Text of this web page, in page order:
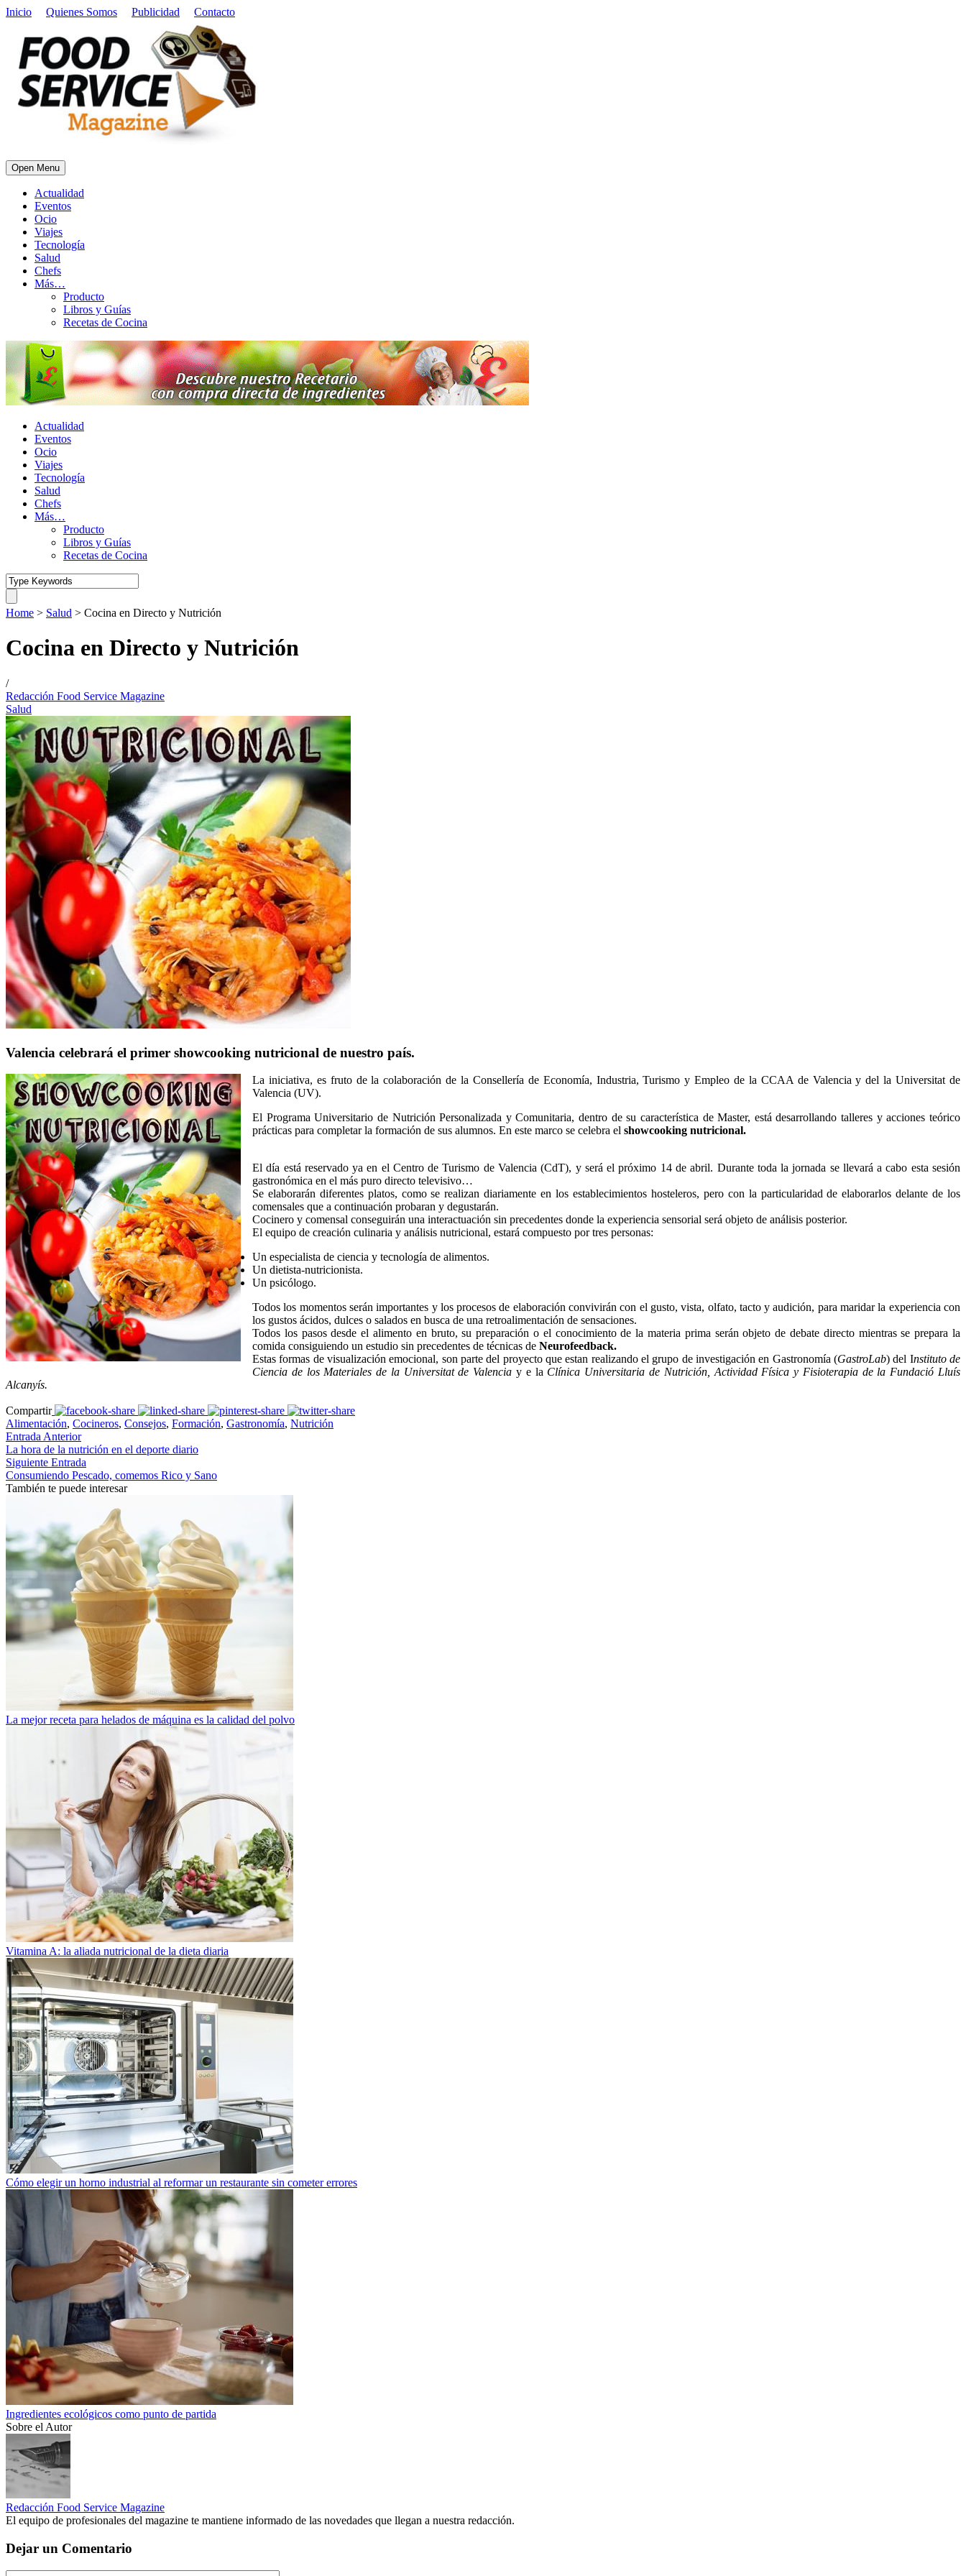
Inicio Quienes Somos Publicidad Contacto
Open Menu
Actualidad
Eventos
Ocio
Viajes
Tecnología
Salud
Chefs
Más…
Producto
Libros y Guías
Recetas de Cocina
Actualidad
Eventos
Ocio
Viajes
Tecnología
Salud
Chefs
Más…
Producto
Libros y Guías
Recetas de Cocina
Home > Salud > Cocina en Directo y Nutrición
Cocina en Directo y Nutrición
/
Redacción Food Service Magazine
Salud
Valencia celebrará el primer showcooking nutricional de nuestro país.
La iniciativa, es fruto de la colaboración de la Consellería de Economía, Industria, Turismo y Empleo de la CCAA de Valencia y del la Universitat de
Valencia (UV).
El Programa Universitario de Nutrición Personalizada y Comunitaria, dentro de su característica de Master, está desarrollando talleres y acciones teórico
prácticas para completar la formación de sus alumnos. En este marco se celebra el showcooking nutricional.
El día está reservado ya en el Centro de Turismo de Valencia (CdT), y será el próximo 14 de abril. Durante toda la jornada se llevará a cabo esta sesión
gastronómica en el más puro directo televisivo…
Se elaborarán diferentes platos, como se realizan diariamente en los establecimientos hosteleros, pero con la particularidad de elaborarlos delante de los
comensales que a continuación probaran y degustarán.
Cocinero y comensal conseguirán una interactuación sin precedentes donde la experiencia sensorial será objeto de análisis posterior.
El equipo de creación culinaria y análisis nutricional, estará compuesto por tres personas:
Un especialista de ciencia y tecnología de alimentos.
Un dietista-nutricionista.
Un psicólogo.
Todos los momentos serán importantes y los procesos de elaboración convivirán con el gusto, vista, olfato, tacto y audición, para maridar la experiencia con
los gustos ácidos, dulces o salados en busca de una retroalimentación de sensaciones.
Todos los pasos desde el alimento en bruto, su preparación o el conocimiento de la materia prima serán objeto de debate directo mientras se prepara la
comida consiguiendo un estudio sin precedentes de técnicas de Neurofeedback.
Estas formas de visualización emocional, son parte del proyecto que estan realizando el grupo de investigación en Gastronomía (GastroLab) del Instituto de
Ciencia de los Materiales de la Universitat de Valencia y e la Clínica Universitaria de Nutrición, Actividad Física y Fisioterapia de la Fundació Lluís
Alcanyís.
Compartir
Alimentación, Cocineros, Consejos, Formación, Gastronomía, Nutrición
Entrada Anterior
La hora de la nutrición en el deporte diario
Siguiente Entrada
Consumiendo Pescado, comemos Rico y Sano
También te puede interesar
La mejor receta para helados de máquina es la calidad del polvo
Vitamina A: la aliada nutricional de la dieta diaria
Cómo elegir un horno industrial al reformar un restaurante sin cometer errores
Ingredientes ecológicos como punto de partida
Sobre el Autor
Redacción Food Service Magazine
El equipo de profesionales del magazine te mantiene informado de las novedades que llegan a nuestra redacción.
Dejar un Comentario